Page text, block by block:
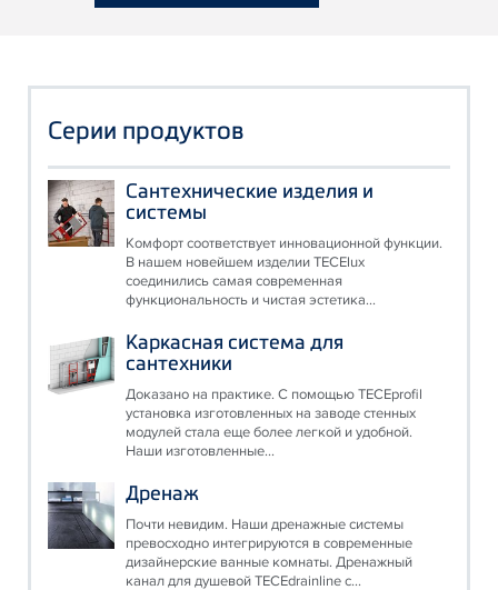
Серии продуктов
Сантехнические изделия и
системы
Комфорт соответствует инновационной функции.
В нашем новейшем изделии TECElux
соединились самая современная
функциональность и чистая эстетика...
Каркасная система для
сантехники
Доказано на практике. С помощью TECEprofil
установка изготовленных на заводе стенных
модулей стала еще более легкой и удобной.
Наши изготовленные...
Дренаж
Почти невидим. Наши дренажные системы
превосходно интегрируются в современные
дизайнерские ванные комнаты. Дренажный
канал для душевой TECEdrainline с...